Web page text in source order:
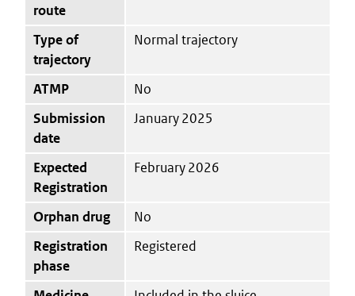
route
Type of
trajectory
Normal trajectory
ATMP
No
Submission
date
January 2025
Expected
Registration
February 2026
Orphan drug
No
Registration
phase
Registered